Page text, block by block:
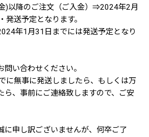
)以降のご注文（ご入金）⇒2024年2月
送予定となります。
年1月31日までには発送予定となり
い合わせください。
無事に発送しましたら、もしくは万
ら、事前にご連絡致しますので、ご安
に申し訳ございませんが、何卒ご了